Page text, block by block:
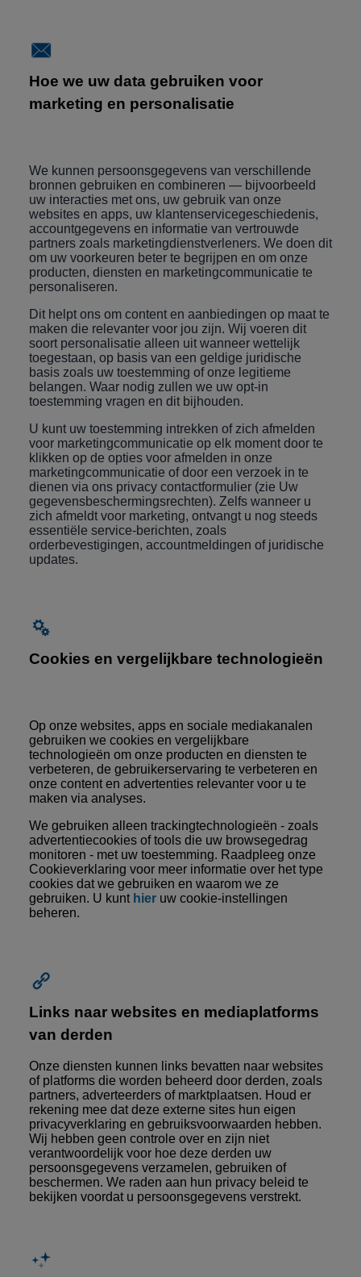
Hoe we uw data gebruiken voor
marketing en personalisatie
We kunnen persoonsgegevens van verschillende
bronnen gebruiken en combineren — bijvoorbeeld
uw interacties met ons, uw gebruik van onze
websites en apps, uw klantenservicegeschiedenis,
accountgegevens en informatie van vertrouwde
partners zoals marketingdienstverleners. We doen dit
om uw voorkeuren beter te begrijpen en om onze
producten, diensten en marketingcommunicatie te
personaliseren.
Dit helpt ons om content en aanbiedingen op maat te
maken die relevanter voor jou zijn. Wij voeren dit
soort personalisatie alleen uit wanneer wettelijk
toegestaan, op basis van een geldige juridische
basis zoals uw toestemming of onze legitieme
belangen. Waar nodig zullen we uw opt-in
toestemming vragen en dit bijhouden.
U kunt uw toestemming intrekken of zich afmelden
voor marketingcommunicatie op elk moment door te
klikken op de opties voor afmelden in onze
marketingcommunicatie of door een verzoek in te
dienen via ons privacy contactformulier (zie Uw
gegevensbeschermingsrechten). Zelfs wanneer u
zich afmeldt voor marketing, ontvangt u nog steeds
essentiële service-berichten, zoals
orderbevestigingen, accountmeldingen of juridische
updates.
Cookies en vergelijkbare technologieën
Op onze websites, apps en sociale mediakanalen
gebruiken we cookies en vergelijkbare
technologieën om onze producten en diensten te
verbeteren, de gebruikerservaring te verbeteren en
onze content en advertenties relevanter voor u te
maken via analyses.
We gebruiken alleen trackingtechnologieën - zoals
advertentiecookies of tools die uw browsegedrag
monitoren - met uw toestemming. Raadpleeg onze
Cookieverklaring voor meer informatie over het type
cookies dat we gebruiken en waarom we ze
gebruiken. U kunt hier uw cookie-instellingen
beheren.
Links naar websites en mediaplatforms
van derden
Onze diensten kunnen links bevatten naar websites
of platforms die worden beheerd door derden, zoals
partners, adverteerders of marktplaatsen. Houd er
rekening mee dat deze externe sites hun eigen
privacyverklaring en gebruiksvoorwaarden hebben.
Wij hebben geen controle over en zijn niet
verantwoordelijk voor hoe deze derden uw
persoonsgegevens verzamelen, gebruiken of
beschermen. We raden aan hun privacy beleid te
bekijken voordat u persoonsgegevens verstrekt.